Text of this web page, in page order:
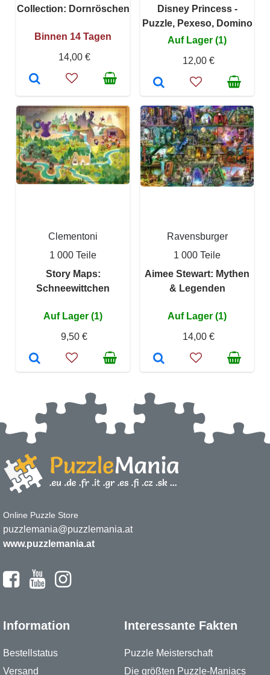
Collection: Dornröschen
Binnen 14 Tagen
14,00 €
Disney Princess -
Puzzle, Pexeso, Domino
Auf Lager (1)
12,00 €
Clementoni
1 000 Teile
Story Maps:
Schneewittchen
Auf Lager (1)
9,50 €
Ravensburger
1 000 Teile
Aimee Stewart: Mythen
& Legenden
Auf Lager (1)
14,00 €
Online Puzzle Store
puzzlemania@puzzlemania.at
www.puzzlemania.at
Information
Bestellstatus
Versand
Interessante Fakten
Puzzle Meisterschaft
Die größten Puzzle-Maniacs